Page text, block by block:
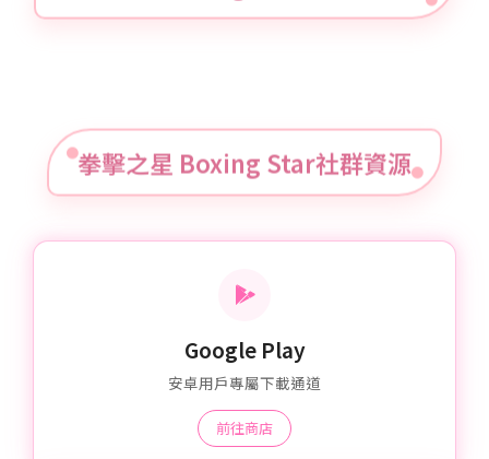
拳擊之星 Boxing Star社群資源
Google Play
安卓用戶專屬下載通道
前往商店